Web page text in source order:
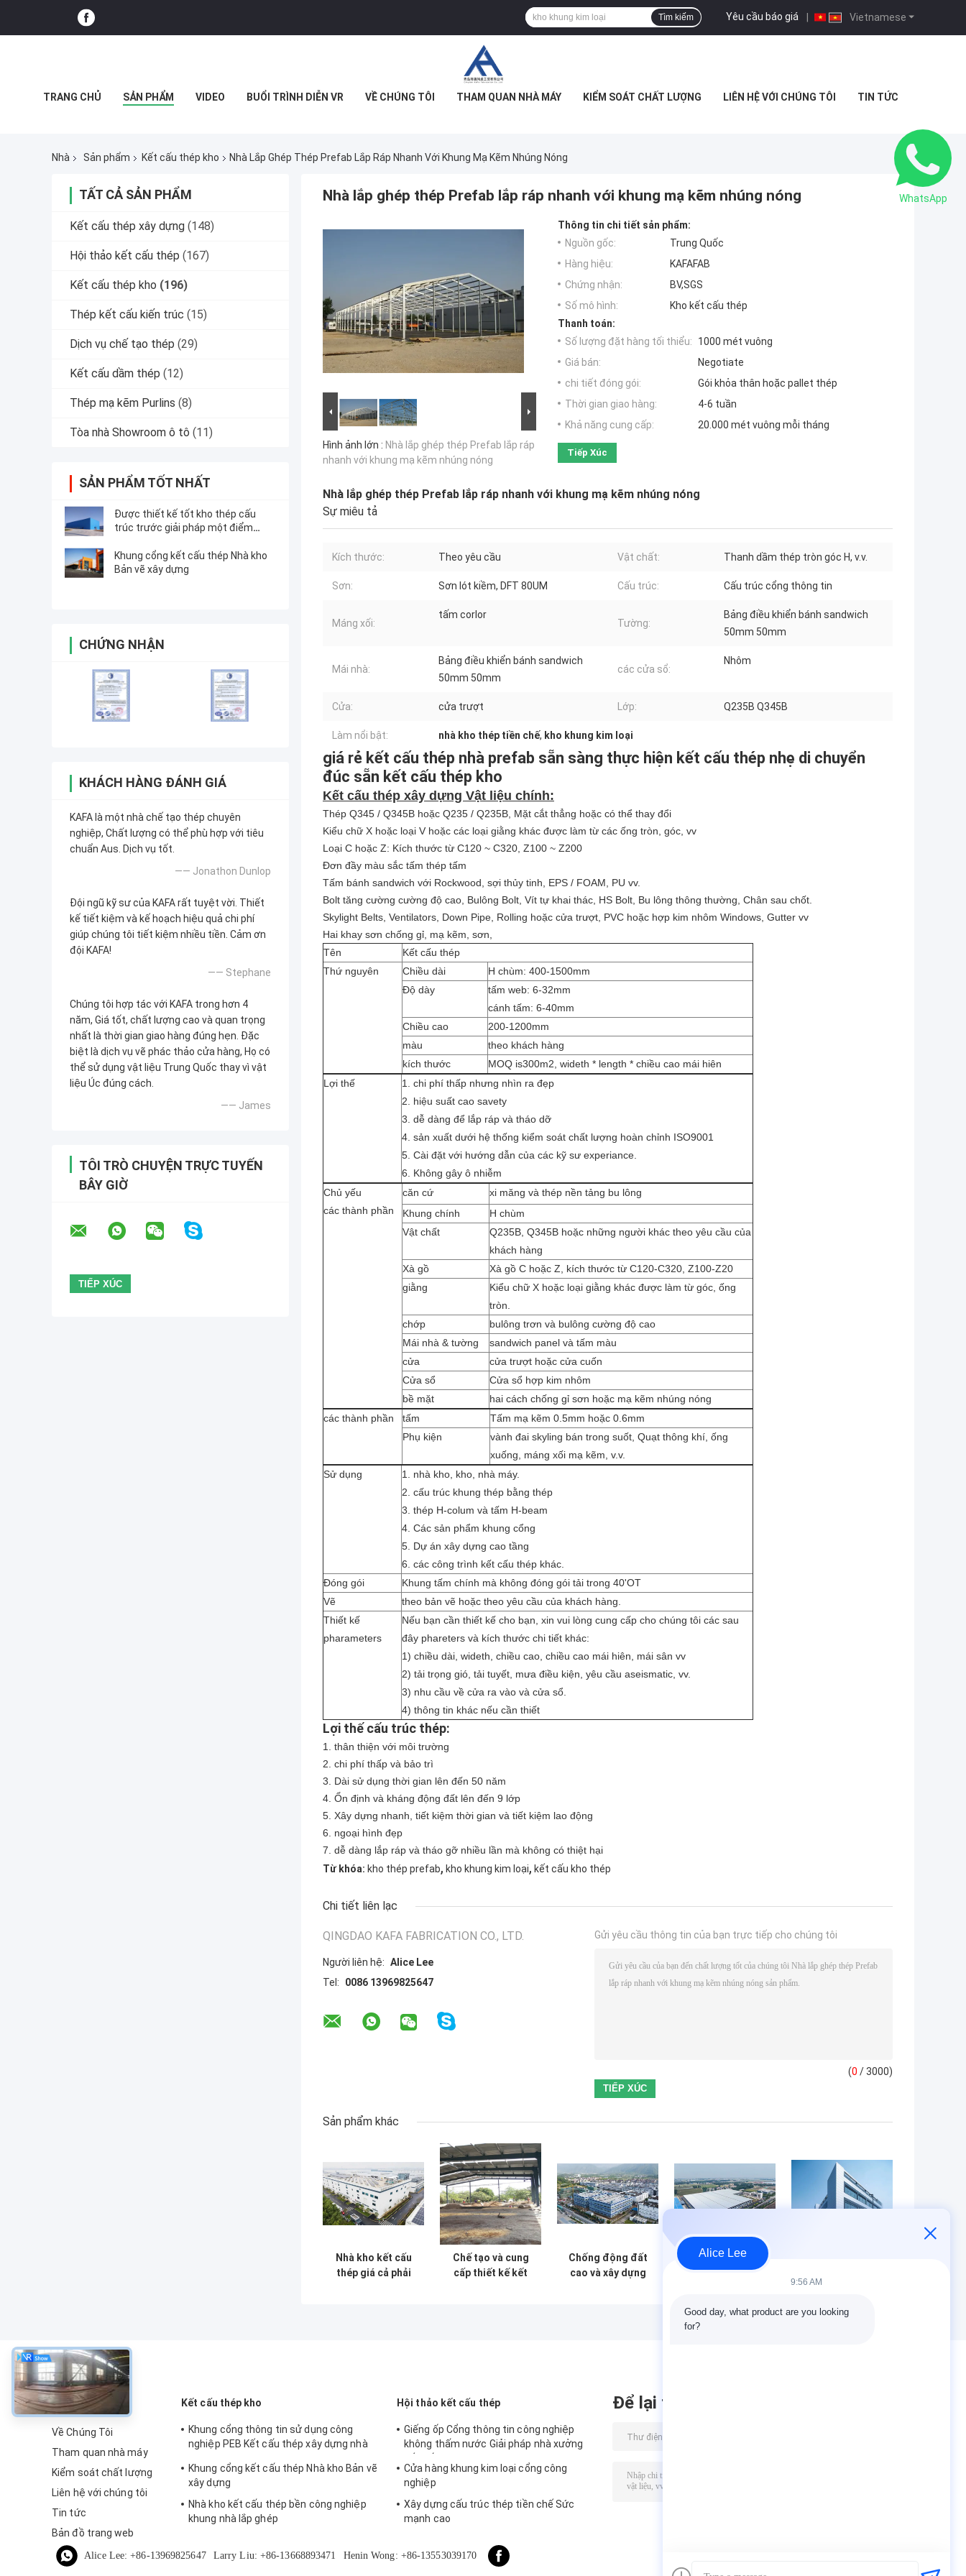
Vietnamese
Yêu cầu báo giá |
Tìm kiếm
TRANG CHỦ SẢN PHẨM VIDEO BUỔI TRÌNH DIỄN VR VỀ CHÚNG TÔI THAM QUAN NHÀ MÁY KIỂM SOÁT CHẤT LƯỢNG LIÊN HỆ VỚI CHÚNG TÔI TIN TỨC
Nhà Sản phẩm Kết cấu thép kho Nhà Lắp Ghép Thép Prefab Lắp Ráp Nhanh Với Khung Mạ Kẽm Nhúng Nóng
TẤT CẢ SẢN PHẨM
Kết cấu thép xây dựng (148)
Hội thảo kết cấu thép (167)
Kết cấu thép kho (196)
Thép kết cấu kiến ​​trúc (15)
Dịch vụ chế tạo thép (29)
Kết cấu dầm thép (12)
Thép mạ kẽm Purlins (8)
Tòa nhà Showroom ô tô (11)
SẢN PHẨM TỐT NHẤT
Được thiết kế tốt kho thép cấu
trúc trước giải pháp một điểm
Khung cổng kết cấu thép Nhà kho
Bản vẽ xây dựng
CHỨNG NHẬN
KHÁCH HÀNG ĐÁNH GIÁ
KAFA là một nhà chế tạo thép chuyên
nghiệp, Chất lượng có thể phù hợp với tiêu
chuẩn Aus. Dịch vụ tốt.
—— Jonathon Dunlop
Đội ngũ kỹ sư của KAFA rất tuyệt vời. Thiết
kế tiết kiệm và kế hoạch hiệu quả chi phí
giúp chúng tôi tiết kiệm nhiều tiền. Cảm ơn
đội KAFA!
—— Stephane
Chúng tôi hợp tác với KAFA trong hơn 4
năm, Giá tốt, chất lượng cao và quan trọng
nhất là thời gian giao hàng đúng hẹn. Đặc
biệt là dịch vụ vẽ phác thảo cửa hàng, Họ có
thể sử dụng vật liệu Trung Quốc thay vì vật
liệu Úc đúng cách.
—— James
TÔI TRÒ CHUYỆN TRỰC TUYẾN
BÂY GIỜ
Nhà lắp ghép thép Prefab lắp ráp nhanh với khung mạ kẽm nhúng nóng
Hình ảnh lớn : Nhà lắp ghép thép Prefab lắp ráp
nhanh với khung mạ kẽm nhúng nóng
Thông tin chi tiết sản phẩm:
Nguồn gốc:
Trung Quốc
Hàng hiệu:
KAFAFAB
Chứng nhận:
BV,SGS
Số mô hình:
Kho kết cấu thép
Thanh toán:
Số lượng đặt hàng tối thiểu:
1000 mét vuông
Giá bán:
Negotiate
chi tiết đóng gói:
Gói khỏa thân hoặc pallet thép
Thời gian giao hàng:
4-6 tuần
Khả năng cung cấp:
20.000 mét vuông mỗi tháng
Tiếp Xúc
Nhà lắp ghép thép Prefab lắp ráp nhanh với khung mạ kẽm nhúng nóng
Sự miêu tả
Kích thước: Theo yêu cầu Vật chất: Thanh dầm thép tròn góc H, v.v.
Sơn: Sơn lót kiềm, DFT 80UM Cấu trúc: Cấu trúc cổng thông tin
Máng xối:
tấm corlor
Tường:
Bảng điều khiển bánh sandwich
50mm 50mm
Mái nhà:
Bảng điều khiển bánh sandwich
50mm 50mm
các cửa sổ:
Nhôm
Cửa: cửa trượt Lớp: Q235B Q345B
Làm nổi bật: nhà kho thép tiền chế, kho khung kim loại
giá rẻ kết cấu thép nhà prefab sẵn sàng thực hiện kết cấu thép nhẹ di chuyển
đúc sẵn kết cấu thép kho
Kết cấu thép xây dựng Vật liệu chính:
Thép Q345 / Q345B hoặc Q235 / Q235B, Mặt cắt thẳng hoặc có thể thay đổi
Kiểu chữ X hoặc loại V hoặc các loại giằng khác được làm từ các ống tròn, góc, vv
Loại C hoặc Z: Kích thước từ C120 ~ C320, Z100 ~ Z200
Đơn đầy màu sắc tấm thép tấm
Tấm bánh sandwich với Rockwood, sợi thủy tinh, EPS / FOAM, PU vv.
Bolt tăng cường cường độ cao, Bulông Bolt, Vít tự khai thác, HS Bolt, Bu lông thông thường, Chân sau chốt.
Skylight Belts, Ventilators, Down Pipe, Rolling hoặc cửa trượt, PVC hoặc hợp kim nhôm Windows, Gutter vv
Hai khay sơn chống gỉ, mạ kẽm, sơn,
Tên
Kết cấu thép
Thứ nguyên
Chiều dài
H chùm: 400-1500mm
Độ dày
tấm web: 6-32mm
cánh tấm: 6-40mm
Chiều cao
200-1200mm
màu
theo khách hàng
kích thước
MOQ is300m2, wideth * length * chiều cao mái hiên
Lợi thế
1. chi phí thấp nhưng nhìn ra đẹp
2. hiệu suất cao savety
3. dễ dàng để lắp ráp và tháo dỡ
4. sản xuất dưới hệ thống kiểm soát chất lượng hoàn chỉnh ISO9001
5. Cài đặt với hướng dẫn của các kỹ sư experiance.
6. Không gây ô nhiễm
Chủ yếu
các thành phần
căn cứ
xi măng và thép nền tảng bu lông
Khung chính
H chùm
Vật chất
Q235B, Q345B hoặc những người khác theo yêu cầu của
khách hàng
Xà gồ
Xà gồ C hoặc Z, kích thước từ C120-C320, Z100-Z20
giằng
Kiểu chữ X hoặc loại giằng khác được làm từ góc, ống
tròn.
chớp
bulông trơn và bulông cường độ cao
Mái nhà & tường
sandwich panel và tấm màu
cửa
cửa trượt hoặc cửa cuốn
Cửa sổ
Cửa sổ hợp kim nhôm
bề mặt
hai cách chống gỉ sơn hoặc mạ kẽm nhúng nóng
các thành phần
tấm
Tấm mạ kẽm 0.5mm hoặc 0.6mm
Phụ kiện
vành đai skyling bán trong suốt, Quạt thông khí, ống
xuống, máng xối mạ kẽm, v.v.
Sử dụng
1. nhà kho, kho, nhà máy.
2. cấu trúc khung thép bằng thép
3. thép H-colum và tấm H-beam
4. Các sản phẩm khung cổng
5. Dự án xây dựng cao tầng
6. các công trình kết cấu thép khác.
Đóng gói
Khung tấm chính mà không đóng gói tải trong 40'OT
Vẽ
theo bản vẽ hoặc theo yêu cầu của khách hàng.
Thiết kế
pharameters
Nếu bạn cần thiết kế cho bạn, xin vui lòng cung cấp cho chúng tôi các sau
đây phareters và kích thước chi tiết khác:
1) chiều dài, wideth, chiều cao, chiều cao mái hiên, mái sân vv
2) tải trọng gió, tải tuyết, mưa điều kiện, yêu cầu aseismatic, vv.
3) nhu cầu về cửa ra vào và cửa sổ.
4) thông tin khác nếu cần thiết
Lợi thế cấu trúc thép:
1. thân thiện với môi trường
2. chi phí thấp và bảo trì
3. Dài sử dụng thời gian lên đến 50 năm
4. Ổn định và kháng động đất lên đến 9 lớp
5. Xây dựng nhanh, tiết kiệm thời gian và tiết kiệm lao động
6. ngoại hình đẹp
7. dễ dàng lắp ráp và tháo gỡ nhiều lần mà không có thiệt hại
Từ khóa: kho thép prefab, kho khung kim loại, kết cấu kho thép
Chi tiết liên lạc
QINGDAO KAFA FABRICATION CO., LTD.
Người liên hệ: Alice Lee
Tel:
0086 13969825647
Gửi yêu cầu thông tin của bạn trực tiếp cho chúng tôi
(0 / 3000)
Sản phẩm khác
Nhà kho kết cấu
thép giá cả phải
Chế tạo và cung
cấp thiết kế kết
Chống động đất
cao và xây dựng
Thiết kế khung
cứng Nhà kho kết
các Giải pháp Xây
dựng và Thân
với cửa cuộn và hệ
bằng gỗ đá chống
về
Về Chúng Tôi
Tham quan nhà máy
Kiểm soát chất lượng
Liên hệ với chúng tôi
Tin tức
Bản đồ trang web
Kết cấu thép kho
Khung cổng thông tin sử dụng công
nghiệp PEB Kết cấu thép xây dựng nhà
Khung cổng kết cấu thép Nhà kho Bản vẽ
xây dựng
Nhà kho kết cấu thép bền công nghiệp
khung nhà lắp ghép
Hội thảo kết cấu thép
Giếng ốp Cổng thông tin công nghiệp
không thấm nước Giải pháp nhà xưởng
Cửa hàng khung kim loại cổng công
nghiệp
Xây dựng cấu trúc thép tiền chế Sức
mạnh cao
Để lại tin nhắn
Alice Lee: +86-13969825647 Larry Liu: +86-13668893471 Henin Wong: +86-13553039170
WhatsApp
Alice Lee
9:56 AM
Good day, what product are you looking
for?